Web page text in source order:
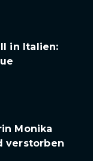
in Italien:
Monika
verstorben